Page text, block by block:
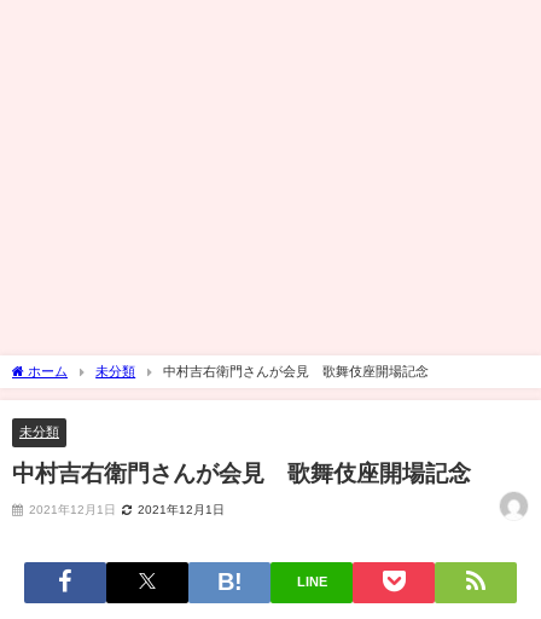
ホーム 未分類 中村吉右衛門さんが会見 歌舞伎座開場記念
未分類
中村吉右衛門さんが会見 歌舞伎座開場記念
2021年12月1日 2021年12月1日
LINE